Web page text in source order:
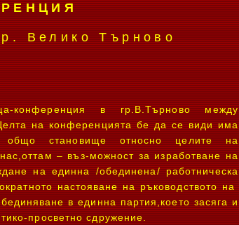
Велико Търново
конференция в гр.В.Търново между
на конференцията бе да се види има
становище относно целите на
– въз-можност за изработване на
на единна /обединена/ работническа
настояване на ръководството на
в единна партия,което засяга и
просветно сдружение.